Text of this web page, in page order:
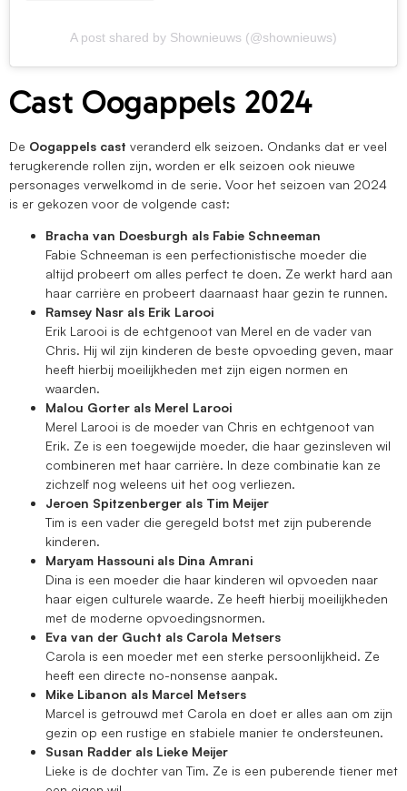
A post shared by Shownieuws (@shownieuws)
Cast Oogappels 2024
De Oogappels cast veranderd elk seizoen. Ondanks dat er veel
terugkerende rollen zijn, worden er elk seizoen ook nieuwe
personages verwelkomd in de serie. Voor het seizoen van 2024
is er gekozen voor de volgende cast:
Bracha van Doesburgh als Fabie Schneeman
Fabie Schneeman is een perfectionistische moeder die
altijd probeert om alles perfect te doen. Ze werkt hard aan
haar carrière en probeert daarnaast haar gezin te runnen.
Ramsey Nasr als Erik Larooi
Erik Larooi is de echtgenoot van Merel en de vader van
Chris. Hij wil zijn kinderen de beste opvoeding geven, maar
heeft hierbij moeilijkheden met zijn eigen normen en
waarden.
Malou Gorter als Merel Larooi
Merel Larooi is de moeder van Chris en echtgenoot van
Erik. Ze is een toegewijde moeder, die haar gezinsleven wil
combineren met haar carrière. In deze combinatie kan ze
zichzelf nog weleens uit het oog verliezen.
Jeroen Spitzenberger als Tim Meijer
Tim is een vader die geregeld botst met zijn puberende
kinderen.
Maryam Hassouni als Dina Amrani
Dina is een moeder die haar kinderen wil opvoeden naar
haar eigen culturele waarde. Ze heeft hierbij moeilijkheden
met de moderne opvoedingsnormen.
Eva van der Gucht als Carola Metsers
Carola is een moeder met een sterke persoonlijkheid. Ze
heeft een directe no-nonsense aanpak.
Mike Libanon als Marcel Metsers
Marcel is getrouwd met Carola en doet er alles aan om zijn
gezin op een rustige en stabiele manier te ondersteunen.
Susan Radder als Lieke Meijer
Lieke is de dochter van Tim. Ze is een puberende tiener met